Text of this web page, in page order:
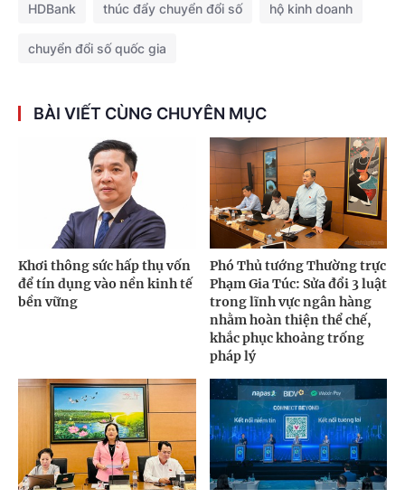
HDBank thúc đẩy chuyển đổi số hộ kinh doanh
chuyển đổi số quốc gia
BÀI VIẾT CÙNG CHUYÊN MỤC
Khơi thông sức hấp thụ vốn
để tín dụng vào nền kinh tế
bền vững
Phó Thủ tướng Thường trực
Phạm Gia Túc: Sửa đổi 3 luật
trong lĩnh vực ngân hàng
nhằm hoàn thiện thể chế,
khắc phục khoảng trống
pháp lý